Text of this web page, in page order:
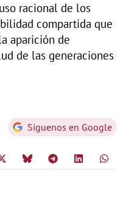
racional de los
compartida que
aparición de
de las generaciones
Síguenos en Google